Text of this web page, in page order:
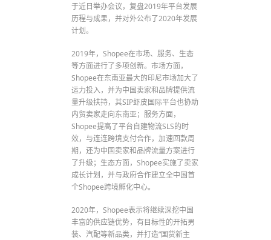
于近日举办会议，复盘2019年平台发展
历程与成果，并对外公布了2020年发展
计划。
2019年，Shopee在市场、服务、生态
等方面进行了多项创新。市场方面，
Shopee在东南亚最大的印尼市场加大了
运力投入，并为中国卖家和品牌提供流
量升级扶持，其SIP虾皮国际平台也协助
内贸卖家走向东南亚；服务方面，
Shopee提高了平台自建物流SLS的时
效，与连连跨境支付合作，加速回款周
期，还为中国卖家和品牌流量方案进行
了升级；生态方面，Shopee实施了卖家
成长计划，并与政府合作建立全中国首
个Shopee跨境孵化中心。
2020年，Shopee表示将继续深挖中国
丰富的供应链优势，有目标性的开拓男
装、汽配等新品类，并打造“国货新主